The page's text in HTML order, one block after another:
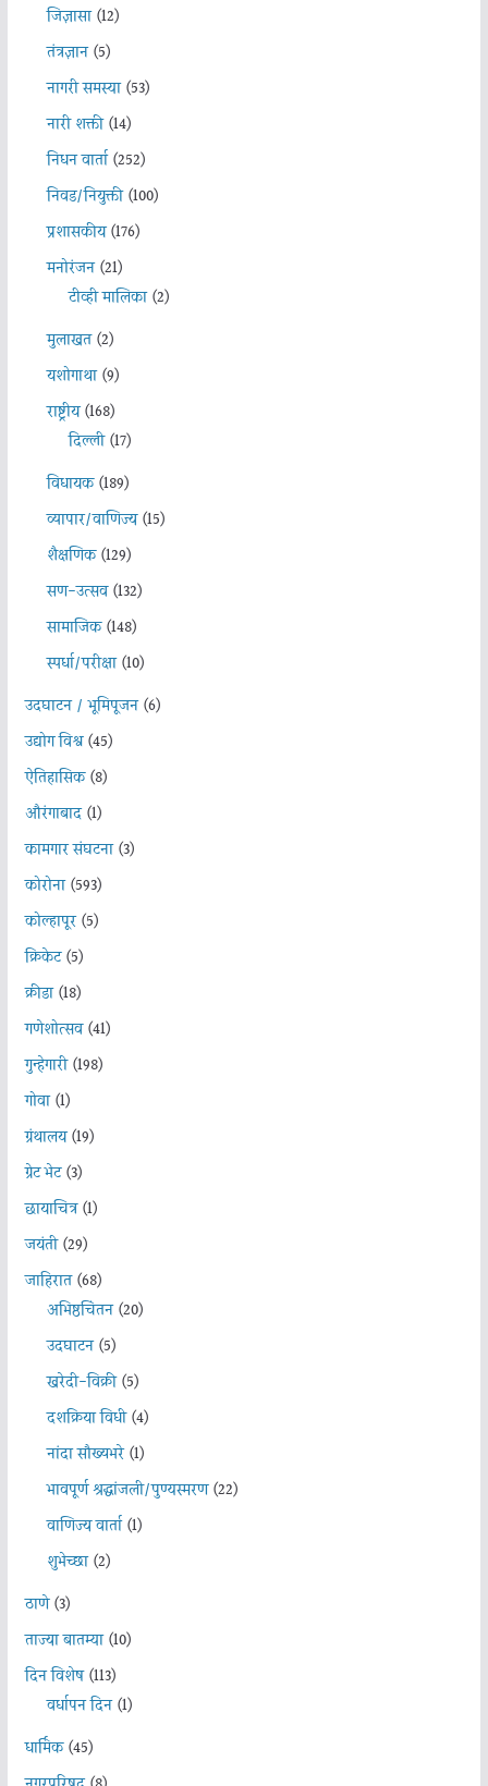
जिज्ञासा(12)
तंत्रज्ञान(5)
नागरी समस्या(53)
नारी शक्ती(14)
निधन वार्ता(252)
निवड/नियुक्ती(100)
प्रशासकीय(176)
मनोरंजन(21)
टीव्ही मालिका(2)
मुलाखत(2)
यशोगाथा(9)
राष्ट्रीय(168)
दिल्ली(17)
विधायक(189)
व्यापार/वाणिज्य(15)
शैक्षणिक(129)
सण-उत्सव(132)
सामाजिक(148)
स्पर्धा/परीक्षा(10)
उदघाटन / भूमिपूजन(6)
उद्योग विश्व(45)
ऐतिहासिक(8)
औरंगाबाद(1)
कामगार संघटना(3)
कोरोना(593)
कोल्हापूर(5)
क्रिकेट(5)
क्रीडा(18)
गणेशोत्सव(41)
गुन्हेगारी(198)
गोवा(1)
ग्रंथालय(19)
ग्रेट भेट(3)
छायाचित्र(1)
जयंती(29)
जाहिरात(68)
अभिष्ठचिंतन(20)
उदघाटन(5)
खरेदी-विक्री(5)
दशक्रिया विधी(4)
नांदा सौख्यभरे(1)
भावपूर्ण श्रद्धांजली/पुण्यस्मरण(22)
वाणिज्य वार्ता(1)
शुभेच्छा(2)
ठाणे(3)
ताज्या बातम्या(10)
दिन विशेष(113)
वर्धापन दिन(1)
धार्मिक(45)